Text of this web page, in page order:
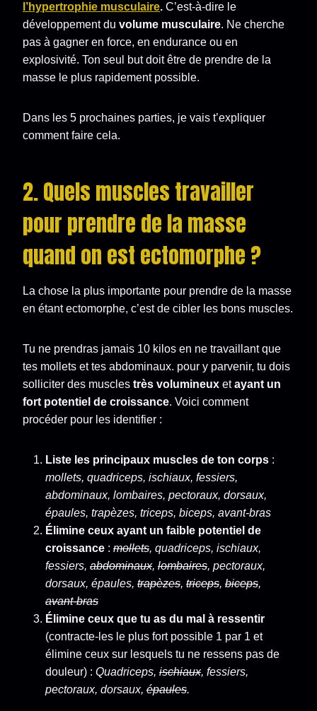
l’hypertrophie musculaire. C’est-à-dire le
développement du volume musculaire. Ne cherche
pas à gagner en force, en endurance ou en
explosivité. Ton seul but doit être de prendre de la
masse le plus rapidement possible.
Dans les 5 prochaines parties, je vais t’expliquer
comment faire cela.
2. Quels muscles travailler
pour prendre de la masse
quand on est ectomorphe ?
La chose la plus importante pour prendre de la masse
en étant ectomorphe, c’est de cibler les bons muscles.
Tu ne prendras jamais 10 kilos en ne travaillant que
tes mollets et tes abdominaux. pour y parvenir, tu dois
solliciter des muscles très volumineux etayant un
fort potentiel de croissance. Voici comment
procéder pour les identifier :
Liste les principaux muscles de ton corps :
mollets, quadriceps, ischiaux, fessiers,
abdominaux, lombaires, pectoraux, dorsaux,
épaules, trapèzes, triceps, biceps, avant-bras
Élimine ceux ayant un faible potentiel de
croissance : mollets, quadriceps, ischiaux,
fessiers, abdominaux, lombaires, pectoraux,
dorsaux, épaules, trapèzes, triceps, biceps,
avant-bras
Élimine ceux que tu as du mal à ressentir
(contracte-les le plus fort possible 1 par 1 et
élimine ceux sur lesquels tu ne ressens pas de
douleur) : Quadriceps, ischiaux, fessiers,
pectoraux, dorsaux, épaules.